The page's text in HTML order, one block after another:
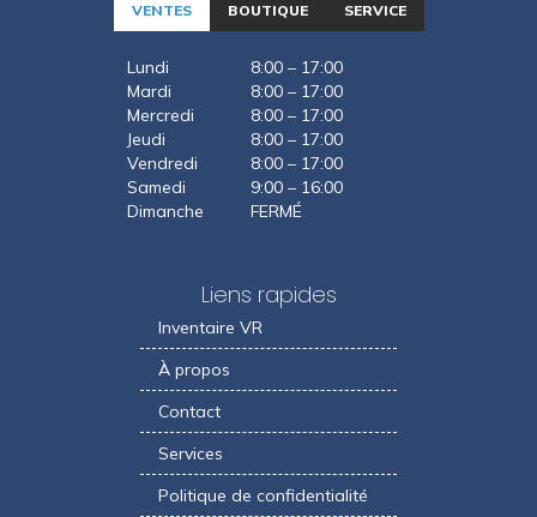
Liens rapides
Inventaire VR
À propos
Contact
Services
Politique de confidentialité
VENTES BOUTIQUE SERVICE
Lundi
8:00 – 17:00
Mardi
8:00 – 17:00
Mercredi
8:00 – 17:00
Jeudi
8:00 – 17:00
Vendredi
8:00 – 17:00
Samedi
9:00 – 16:00
Dimanche
FERMÉ